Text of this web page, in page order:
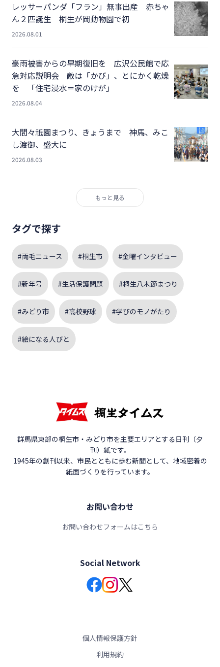
レッサーパンダ「フラン」無事出産 赤ちゃ
ん２匹誕生 桐生が岡動物園で初
2026.08.01
豪雨被害からの早期復旧を 広沢公民館で応
急対応説明会 敵は「かび」、とにかく乾燥
を 「住宅浸水＝家のけが」
2026.08.04
大間々祇園まつり、きょうまで 神馬、みこ
し渡御、盛大に
2026.08.03
もっと見る
タグで探す
#両毛ニュース #桐生市 #金曜インタビュー
#新年号 #生活保護問題 #桐生八木節まつり
#みどり市 #高校野球 #学びのモノがたり
#絵になる人びと
群馬県東部の桐生市・みどり市を主要エリアとする日刊（夕
刊）紙です。
1945年の創刊以来、市民とともに歩む新聞として、地域密着の
紙面づくりを行っています。
お問い合わせ
お問い合わせフォームはこちら
Social Network
個人情報保護方針
利用規約